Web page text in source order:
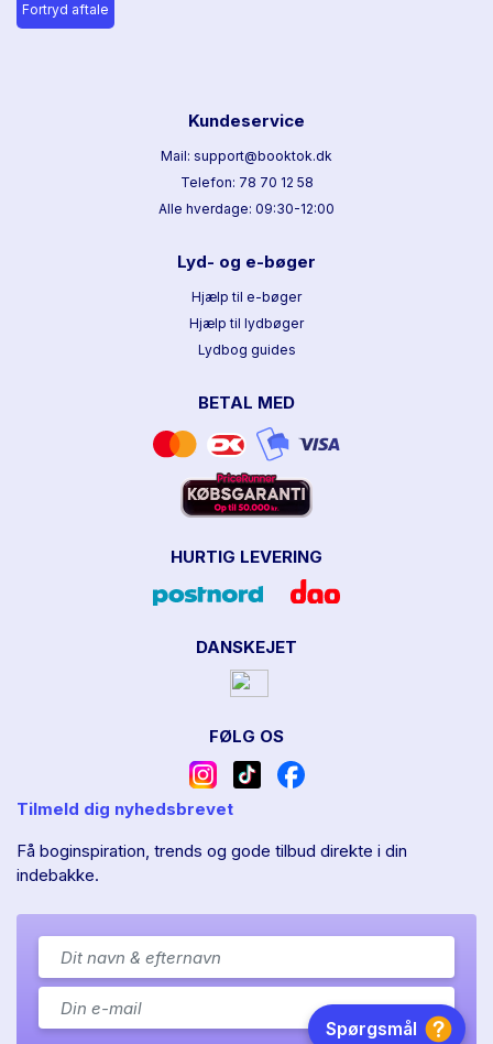
Fortryd aftale
Kundeservice
Mail: support@booktok.dk
Telefon: 78 70 12 58
Alle hverdage: 09:30-12:00
Lyd- og e-bøger
Hjælp til e-bøger
Hjælp til lydbøger
Lydbog guides
BETAL MED
HURTIG LEVERING
DANSKEJET
FØLG OS
Tilmeld dig nyhedsbrevet
Få boginspiration, trends og gode tilbud direkte i din
indebakke.